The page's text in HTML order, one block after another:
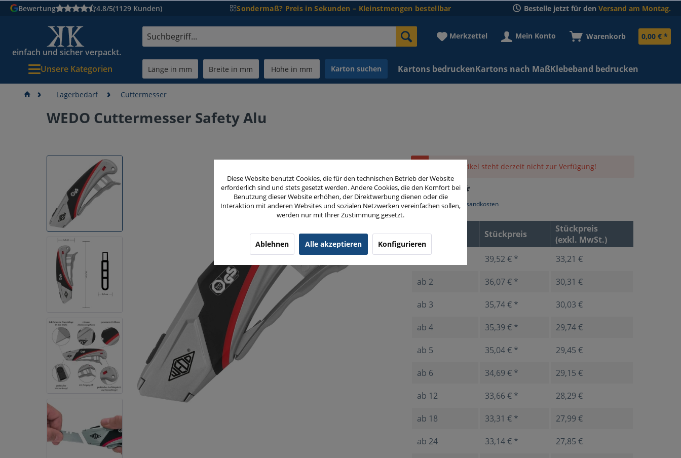
Bewertung 4.8/5(1129 Kunden) Sondermaß? Preis in Sekunden – Kleinstmengen bestellbar Bestelle jetzt für den Versand am Montag.
einfach und sicher verpackt.
Merkzettel Mein Konto Warenkorb 0,00 € *
Unsere Kategorien Karton suchen Kartons bedruckenKartons nach MaßKlebeband bedrucken
Lagerbedarf Cuttermesser
WEDO Cuttermesser Safety Alu
Dieser Artikel steht derzeit nicht zur Verfügung!
39,52 € *
Menge Stückpreis
Stückpreis
(exkl. MwSt.)
39,52 € * 33,21 €
ab 2 36,07 € * 30,31 €
ab 3 35,74 € * 30,03 €
ab4 35,39 € * 29,74 €
ab 5 35,04 € * 29,45 €
ab 6 34,69 € * 29,15 €
ab 12 33,66 € * 28,29 €
ab 18 33,31 € * 27,99 €
ab 24 33,14 € * 27,85 €
inkl. MwSt.zzgl. Versandkosten
Diese Website benutzt Cookies, die für den technischen Betrieb der Website
erforderlich sind und stets gesetzt werden. Andere Cookies, die den Komfort bei
Benutzung dieser Website erhöhen, der Direktwerbung dienen oder die
Interaktion mit anderen Websites und sozialen Netzwerken vereinfachen sollen,
werden nur mit Ihrer Zustimmung gesetzt.
Ablehnen Alle akzeptieren Konfigurieren